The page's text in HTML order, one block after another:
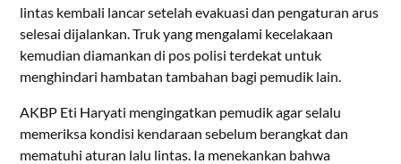
lintas kembali lancar setelah evakuasi dan pengaturan arus
selesai dijalankan. Truk yang mengalami kecelakaan
kemudian diamankan di pos polisi terdekat untuk
menghindari hambatan tambahan bagi pemudik lain.
AKBP Eti Haryati mengingatkan pemudik agar selalu
memeriksa kondisi kendaraan sebelum berangkat dan
mematuhi aturan lalu lintas. Ia menekankan bahwa